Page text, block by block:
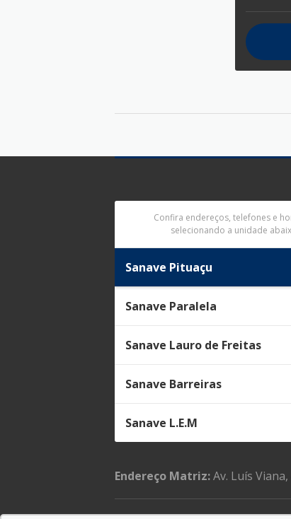
Confira endereços, telefones e
selecionando a unidade
Sanave Pituaçu
Sanave Paralela
Sanave Lauro de Freitas
Sanave Barreiras
Sanave L.E.M
Endereço Matriz:Av. Luís